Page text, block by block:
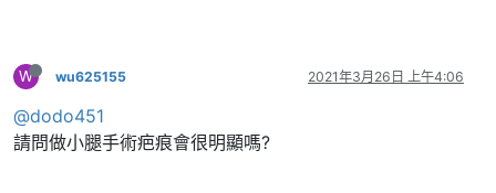
W wu625155 2021年3月26日 上午4:06
@dodo451
請問做小腿手術疤痕會很明顯嗎?